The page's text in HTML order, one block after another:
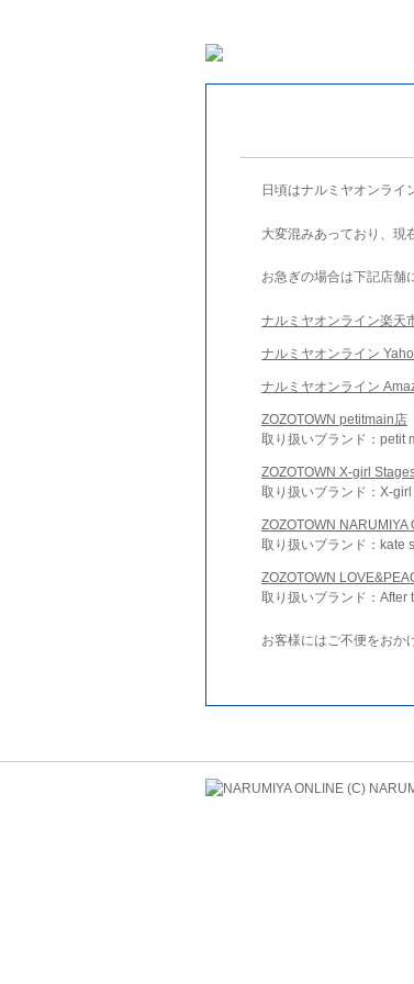
日頃はナルミヤオンライ
大変混みあっており、現
お急ぎの場合は下記店舗
ナルミヤオンライン楽天
ナルミヤオンライン
ナルミヤオンライン
ZOZOTOWN petitmain店
取り扱いブランド：petit
ZOZOTOWN X-girl
取り扱いブランド：X-
ZOZOTOWN NARUMIYA
取り扱いブランド：kate
ZOZOTOWN
取り扱いブランド：
お客様にはご不便をおか